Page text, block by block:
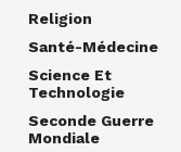
Religion
Santé-Médecine
Science Et
Technologie
Seconde Guerre
Mondiale